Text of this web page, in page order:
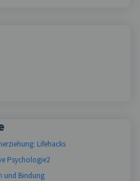
Lifehacks
Psychologie2
und Bindung